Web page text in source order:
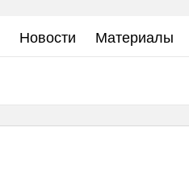
Новости Материалы